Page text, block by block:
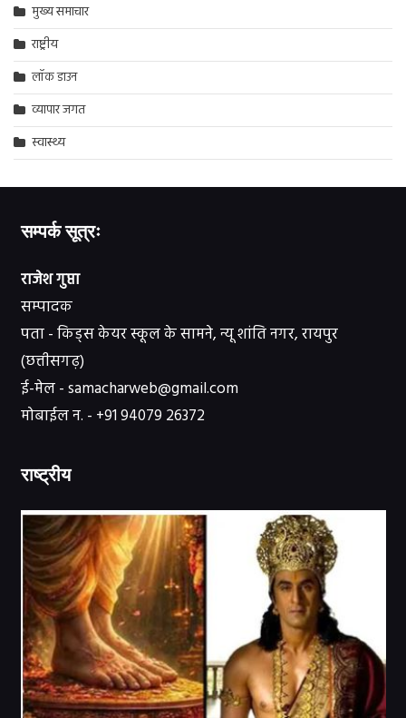
मुख्य समाचार
राष्ट्रीय
लॉक डाउन
व्यापार जगत
स्वास्थ्य
सम्पर्क सूत्रः
राजेश गुप्ता
सम्पादक
पता - किड्स केयर स्कूल के सामने, न्यू शांति नगर, रायपुर
(छत्तीसगढ़)
ई-मेल - samacharweb@gmail.com
मोबाईल न. - +91 94079 26372
राष्ट्रीय